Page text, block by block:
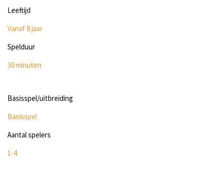
Leeftijd
Vanaf 8 jaar
Spelduur
30 minuten
Basisspel/uitbreiding
Basisspel
Aantal spelers
1-4